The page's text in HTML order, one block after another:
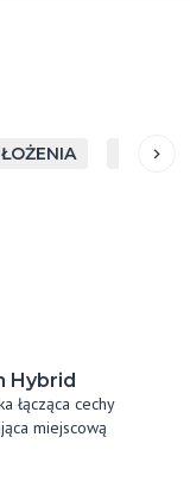
Hybrid
łącząca cechy
miejscową